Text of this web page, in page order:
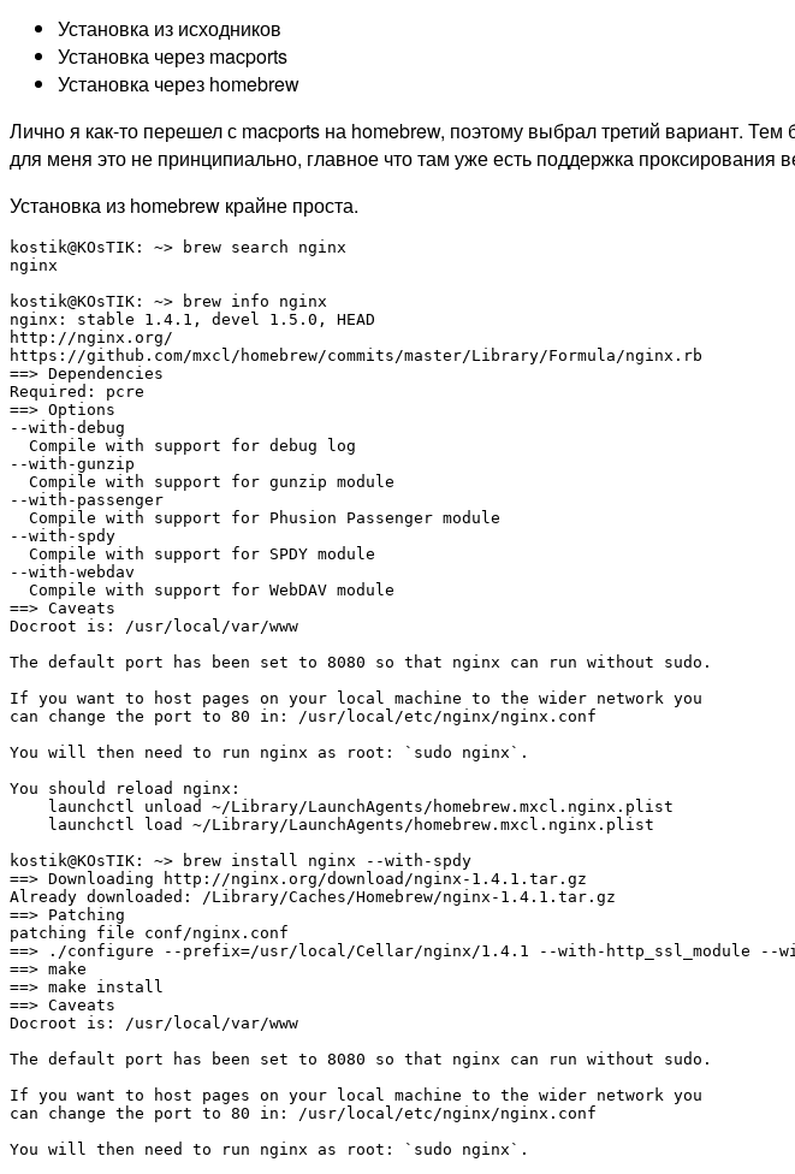
Установка из исходников
Установка через macports
Установка через homebrew
Лично я как-то перешел с macports на homebrew, поэтому выбрал третий вариант.
для меня это не принципиально, главное что там уже есть поддержка проксирования
Установка из homebrew крайне проста.
kostik@KOsTIK: ~> brew search nginx
nginx
kostik@KOsTIK: ~> brew info nginx
nginx: stable 1.4.1, devel 1.5.0, HEAD
http://nginx.org/
https://github.com/mxcl/homebrew/commits/master/Library/Formula/nginx.rb
==> Dependencies
Required: pcre
==> Options
--with-debug
  Compile with support for debug log
--with-gunzip
  Compile with support for gunzip module
--with-passenger
  Compile with support for Phusion Passenger module
--with-spdy
  Compile with support for SPDY module
--with-webdav
  Compile with support for WebDAV module
==> Caveats
Docroot is: /usr/local/var/www
The default port has been set to 8080 so that nginx can run without sudo.
If you want to host pages on your local machine to the wider network you
can change the port to 80 in: /usr/local/etc/nginx/nginx.conf
You will then need to run nginx as root: `sudo nginx`.
You should reload nginx:
    launchctl unload ~/Library/LaunchAgents/homebrew.mxcl.nginx.plist
    launchctl load ~/Library/LaunchAgents/homebrew.mxcl.nginx.plist
kostik@KOsTIK: ~> brew install nginx --with-spdy
==> Downloading http://nginx.org/download/nginx-1.4.1.tar.gz
Already downloaded: /Library/Caches/Homebrew/nginx-1.4.1.tar.gz
==> Patching
patching file conf/nginx.conf
==> ./configure --prefix=/usr/local/Cellar/nginx/1.4.1 --with-http_ssl_module
==> make
==> make install
==> Caveats
Docroot is: /usr/local/var/www
The default port has been set to 8080 so that nginx can run without sudo.
If you want to host pages on your local machine to the wider network you
can change the port to 80 in: /usr/local/etc/nginx/nginx.conf
You will then need to run nginx as root: `sudo nginx`.